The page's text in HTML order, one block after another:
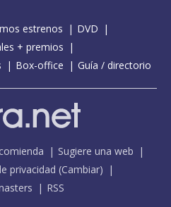
estrenos
DVD
+ premios
Box-office Guía / directorio
Sugiere una web
privacidad (Cambiar)
RSS